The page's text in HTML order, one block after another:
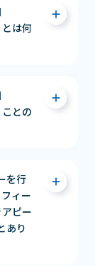
報（住
り、それ
ールで
は何
ます。
営業時
ができ
イベン
との
ットは4つ
ができ
を行
ィー
ピー
あり